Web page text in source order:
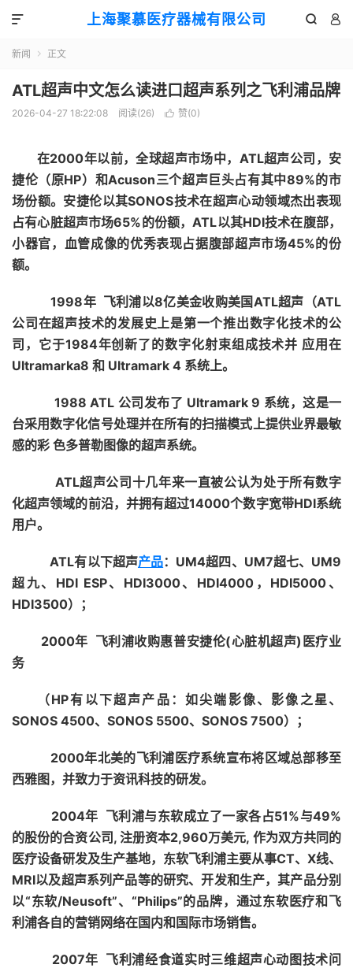
上海聚慕医疗器械有限公司  

新闻  正文
ATL超声中文怎么读进口超声系列之飞利浦品牌
2026-04-27 18:22:08 阅读(26)  赞(0)
在2000年以前，全球超声市场中，ATL超声公司，安
捷伦（原HP）和Acuson三个超声巨头占有其中89%的市
场份额。安捷伦以其SONOS技术在超声心动领域杰出表现
占有心脏超声市场65%的份额，ATL以其HDI技术在腹部，
小器官，血管成像的优秀表现占据腹部超声市场45%的份
额。
1998年 飞利浦以8亿美金收购美国ATL超声（ATL
公司在超声技术的发展史上是第一个推出数字化技术的公
司，它于1984年创新了的数字化射束组成技术并 应用在
Ultramarka8 和 Ultramark 4 系统上。
1988 ATL 公司发布了 Ultramark 9 系统，这是一
台采用数字化信号处理并在所有的扫描模式上提供业界最敏
感的彩 色多普勒图像的超声系统。
ATL超声公司十几年来一直被公认为处于所有数字
化超声领域的前沿，并拥有超过14000个数字宽带HDI系统
用户。
ATL有以下超声产品：UM4超四、UM7超七、UM9
超九、HDI ESP、HDI3000、HDI4000，HDI5000、
HDI3500）；
2000年 飞利浦收购惠普安捷伦(心脏机超声)医疗业
务
（HP有以下超声产品：如尖端影像、影像之星、
SONOS 4500、SONOS 5500、SONOS 7500）；
2000年北美的飞利浦医疗系统宣布将区域总部移至
西雅图，并致力于资讯科技的研发。
2004年 飞利浦与东软成立了一家各占51%与49%
的股份的合资公司 , 注册资本2,960万美元, 作为双方共同的
医疗设备研发及生产基地，东软飞利浦主要从事CT、X线、
MRI以及超声系列产品等的研究、开发和生产，其产品分别
以“东软/Neusoft”、“Philips”的品牌，通过东软医疗和飞
利浦各自的营销网络在国内和国际市场销售。
2007年 飞利浦经食道实时三维超声心动图技术问